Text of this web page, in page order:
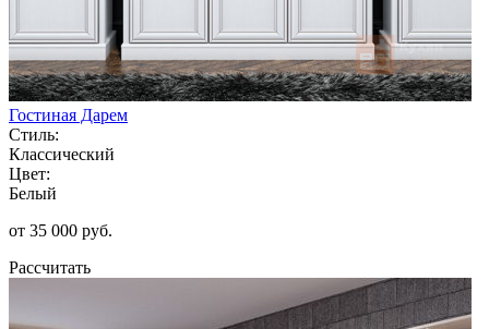
Гостиная Дарем
Стиль:
Классический
Цвет:
Белый
от 35 000 руб.
Рассчитать